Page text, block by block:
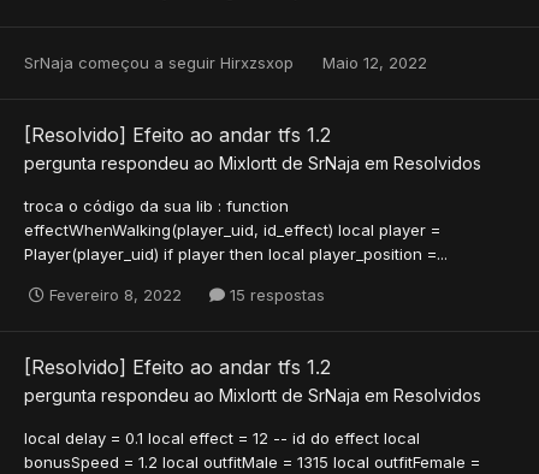
SrNaja começou a seguir Hirxzsxop Maio 12, 2022
[Resolvido] Efeito ao andar tfs 1.2
pergunta respondeu ao Mixlortt de SrNaja em Resolvidos
troca o código da sua lib : function
effectWhenWalking(player_uid, id_effect) local player =
Player(player_uid) if player then local player_position =...
Fevereiro 8, 2022 15 respostas
[Resolvido] Efeito ao andar tfs 1.2
pergunta respondeu ao Mixlortt de SrNaja em Resolvidos
local delay = 0.1 local effect = 12 -- id do effect local
bonusSpeed = 1.2 local outfitMale = 1315 local outfitFemale =